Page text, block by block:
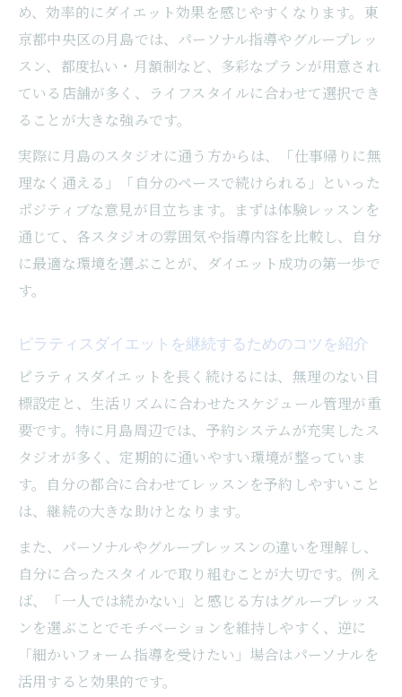
おすすめのピラティスダイエットメニュー
特集
パーソナル指導で変わるピラティス体験談
パーソナル指導で実感するピラティスダイ
エットの変化
ピラティスダイエット成功者の体験談を紹
介
パーソナルピラティスで得られるダイエッ
ト効果
実際に変化を感じたピラティスダイエット
の魅力
マシンピラティスの魅力とダイエット効果
マシンピラティスで叶える理想のダイエッ
ト効果
ピラティスダイエットに最適なマシン活用
法とは
イント
ピラティスダイエットとマシンの関係性を
マシンピラティスダイエットの続けやすさ
と特徴
め、効率的にダイエット効果を感じやすくなります。東
京都中央区の月島では、パーソナル指導やグループレッ
スン、都度払い・月額制など、多彩なプランが用意され
ている店舗が多く、ライフスタイルに合わせて選択でき
ることが大きな強みです。
実際に月島のスタジオに通う方からは、「仕事帰りに無
理なく通える」「自分のペースで続けられる」といった
ポジティブな意見が目立ちます。まずは体験レッスンを
通じて、各スタジオの雰囲気や指導内容を比較し、自分
に最適な環境を選ぶことが、ダイエット成功の第一歩で
す。
ピラティスダイエットを継続するためのコツを紹介
ピラティスダイエットを長く続けるには、無理のない目
標設定と、生活リズムに合わせたスケジュール管理が重
要です。特に月島周辺では、予約システムが充実したス
タジオが多く、定期的に通いやすい環境が整っていま
す。自分の都合に合わせてレッスンを予約しやすいこと
は、継続の大きな助けとなります。
また、パーソナルやグループレッスンの違いを理解し、
自分に合ったスタイルで取り組むことが大切です。例え
ば、「一人では続かない」と感じる方はグループレッス
ンを選ぶことでモチベーションを維持しやすく、逆に
「細かいフォーム指導を受けたい」場合はパーソナルを
活用すると効果的です。